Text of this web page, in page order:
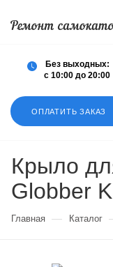
ОПЛАТИТЬ ЗАКАЗ
Без выходных:
с 10:00 до 20:00
Крыло
Globber
Главная — Каталог